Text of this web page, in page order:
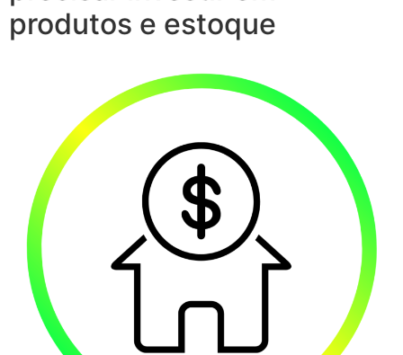
produtos e estoque